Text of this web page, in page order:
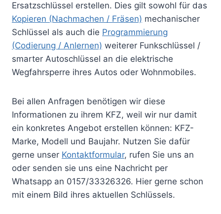
Ersatzschlüssel erstellen. Dies gilt sowohl für das
Kopieren (Nachmachen / Fräsen) mechanischer
Schlüssel als auch die Programmierung
(Codierung / Anlernen) weiterer Funkschlüssel /
smarter Autoschlüssel an die elektrische
Wegfahrsperre ihres Autos oder Wohnmobiles.
Bei allen Anfragen benötigen wir diese
Informationen zu ihrem KFZ, weil wir nur damit
ein konkretes Angebot erstellen können: KFZ-
Marke, Modell und Baujahr. Nutzen Sie dafür
gerne unser Kontaktformular, rufen Sie uns an
oder senden sie uns eine Nachricht per
Whatsapp an 0157/33326326. Hier gerne schon
mit einem Bild ihres aktuellen Schlüssels.